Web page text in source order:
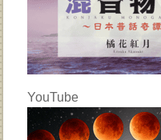
YouTube